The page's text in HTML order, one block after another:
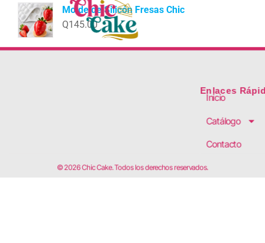
Molde de Silicón Fresas Chic
Q145.00
Enlaces
Inicio
Catálogo
Contacto
© 2026 Chic Cake. Todos los derechos reservados.